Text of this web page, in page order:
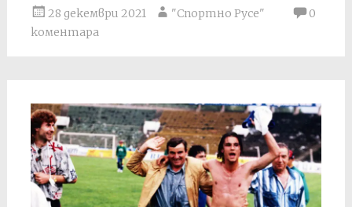
28 декември 2021 "Спортно Русе"
0
коментара